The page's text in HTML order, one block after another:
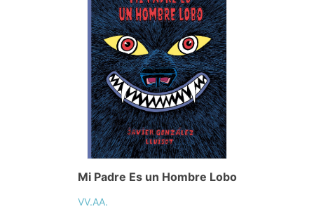
Mi Padre Es un Hombre Lobo
VV.AA.